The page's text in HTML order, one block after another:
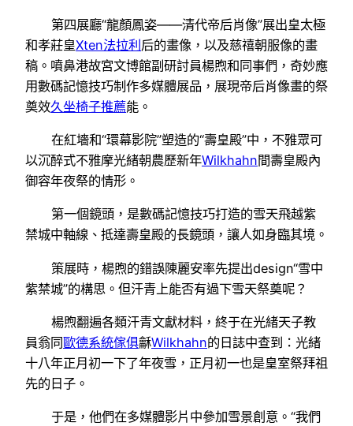
第四展廳“龍顏鳳姿——清代帝后肖像”展出皇太極
和孝莊皇Xten法拉利后的畫像，以及慈禧朝服像的畫
稿。噴鼻港故宮文博館副研討員楊煦和同事們，奇妙應
用數碼記憶技巧制作多媒體展品，展現帝后肖像畫的祭
奠效久坐椅子推薦能。
在紅墻和“環幕影院”塑造的“壽皇殿”中，不雅眾可
以沉醉式不雅摩光緒朝農歷新年Wilkhahn間壽皇殿內
御容年夜祭的情形。
第一個鏡頭，是數碼記憶技巧打造的雪天飛越紫
禁城中軸線、抵達壽皇殿的長鏡頭，讓人如身臨其境。
策展時，楊煦的錯誤陳麗安率先提出design“雪中
紫禁城”的構思。但汗青上能否有過下雪天祭奠呢？
楊煦翻遍各類汗青文獻材料，終于在光緒天子教
員翁同歐德系統傢俱龢Wilkhahn的日誌中查到：光緒
十八年正月初一下了年夜雪，正月初一也是皇室祭拜祖
先的日子。
于是，他們在多媒體影片中參加雪景創意。“我們